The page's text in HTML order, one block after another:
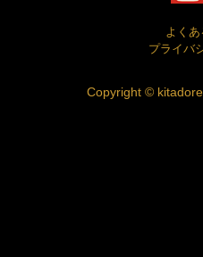
よくあ
プライバ
Copyright ©